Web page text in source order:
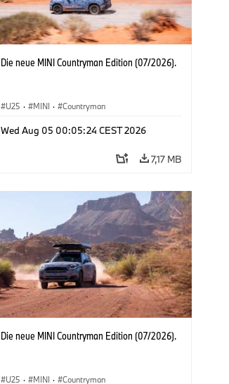
Die neue MINI Countryman Edition (07/2026).
U25 · MINI · Countryman
Wed Aug 05 00:05:24 CEST 2026
7,17 MB
Die neue MINI Countryman Edition (07/2026).
U25 · MINI · Countryman